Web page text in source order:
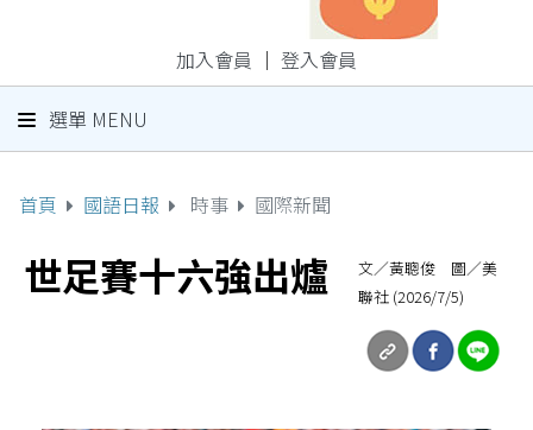
加入會員 ｜ 登入會員
選單 MENU
首頁 國語日報 時事 國際新聞
世足賽十六強出爐
文／黃聰俊 圖／美
聯社 (2026/7/5)